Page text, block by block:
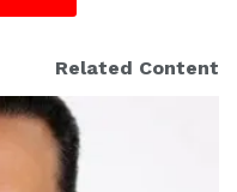
Related Content